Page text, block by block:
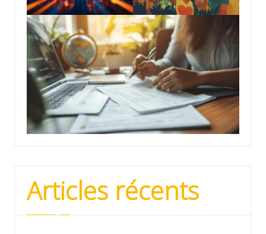
Articles récents